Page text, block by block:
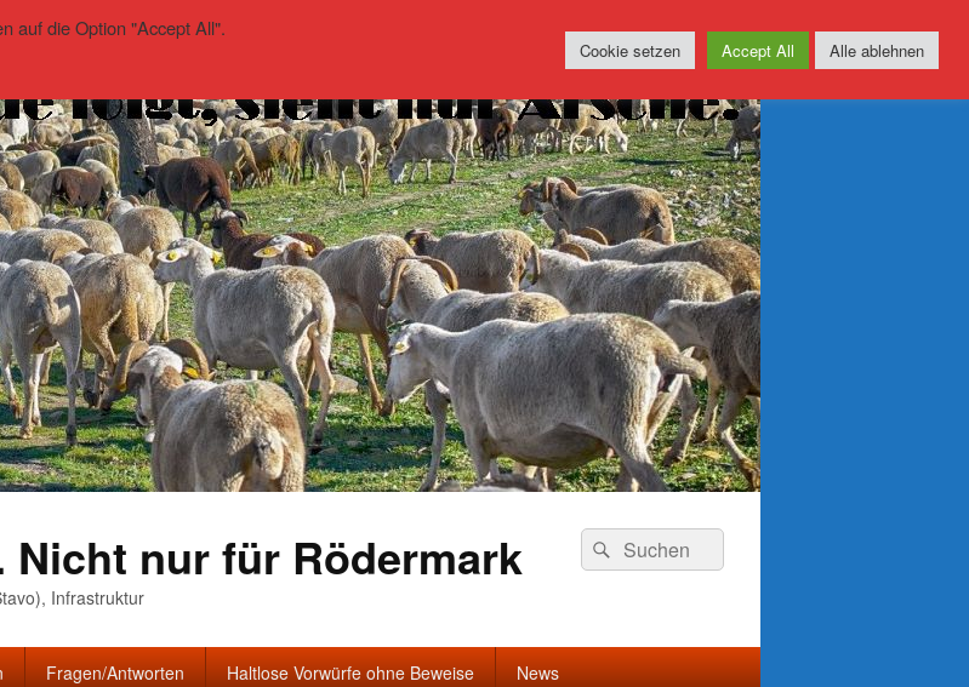
nur für Rödermark
Infrastruktur
Suchen
nach:
Suchen
Fragen/Antworten Haltlose Vorwürfe ohne Beweise News
auf die Option "Accept All".
Cookie setzen Accept All Alle ablehnen